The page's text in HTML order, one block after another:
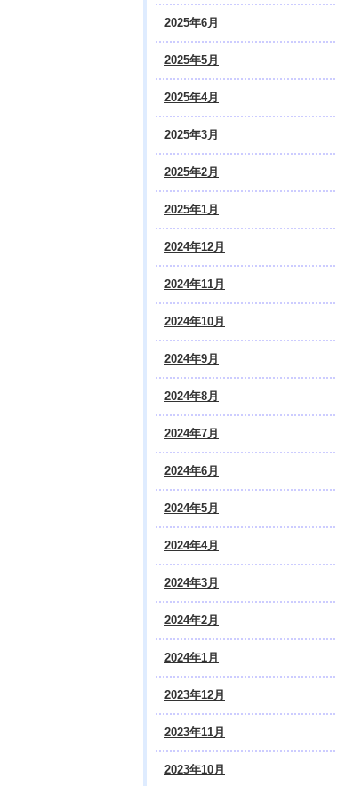
2025年6月
2025年5月
2025年4月
2025年3月
2025年2月
2025年1月
2024年12月
2024年11月
2024年10月
2024年9月
2024年8月
2024年7月
2024年6月
2024年5月
2024年4月
2024年3月
2024年2月
2024年1月
2023年12月
2023年11月
2023年10月